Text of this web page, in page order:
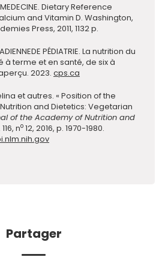
MEDECINE. Dietary Reference
and Vitamin D. Washington,
Press, 2011, 1132 p.
DE PÉDIATRIE. La nutrition du
à terme et en santé, de sixà
çu. 2023. cps.ca
et autres. « Position of the
and Dietetics: Vegetarian
of the Academy of Nutrition and
no 12, 2016, p. 1970-1980.
Partager